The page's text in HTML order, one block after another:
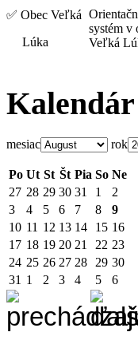
✅ Obec Veľká
Lúka
systém v
Veľká
Kalendár
mesiac rok
Po Ut St Št Pia So Ne
27 28 29 30 31 1
2
3
4 5 6 7 8
9
10 11 12 13 14 15 16
17 18 19 20 21 22 23
24 25 26 27 28 29 30
31 1 2 3 4 5 6